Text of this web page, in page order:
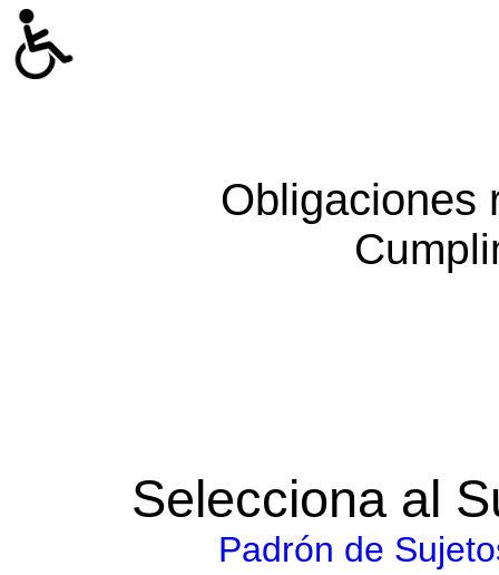
Obligaciones
Selecciona al
Padrón de